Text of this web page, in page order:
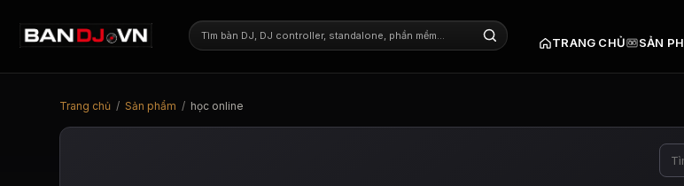
TRANG CHỦ SẢN
Trang chủ / Sản phẩm / học online